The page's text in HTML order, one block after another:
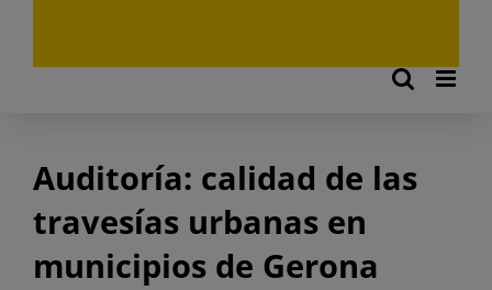
Auditoría: calidad de las
travesías urbanas en
municipios de Gerona